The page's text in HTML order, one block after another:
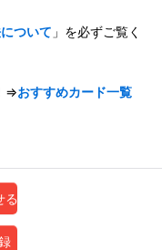
ついて 」を必ずご覧く
⇒おすすめカード一覧
る